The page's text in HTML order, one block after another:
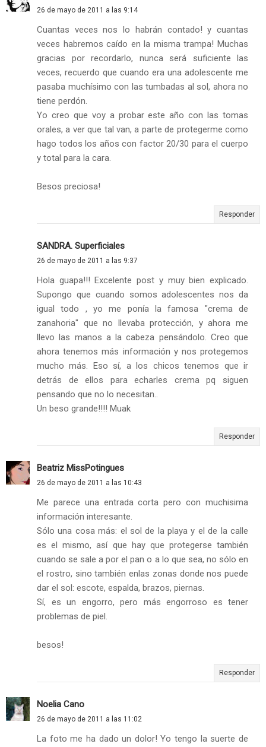
26 de mayo de 2011 a las 9:14
Cuantas veces nos lo habrán contado! y cuantas
veces habremos caído en la misma trampa! Muchas
gracias por recordarlo, nunca será suficiente las
veces, recuerdo que cuando era una adolescente me
pasaba muchísimo con las tumbadas al sol, ahora no
tiene perdón.
Yo creo que voy a probar este año con las tomas
orales, a ver que tal van, a parte de protegerme como
hago todos los años con factor 20/30 para el cuerpo
y total para la cara.
Besos preciosa!
Responder
SANDRA. Superficiales
26 de mayo de 2011 a las 9:37
Hola guapa!!! Excelente post y muy bien explicado.
Supongo que cuando somos adolescentes nos da
igual todo , yo me ponía la famosa "crema de
zanahoria" que no llevaba protección, y ahora me
llevo las manos a la cabeza pensándolo. Creo que
ahora tenemos más información y nos protegemos
mucho más. Eso sí, a los chicos tenemos que ir
detrás de ellos para echarles crema pq siguen
pensando que no lo necesitan..
Un beso grande!!!! Muak
Responder
Beatriz MissPotingues
26 de mayo de 2011 a las 10:43
Me parece una entrada corta pero con muchisima
información interesante.
Sólo una cosa más: el sol de la playa y el de la calle
es el mismo, así que hay que protegerse también
cuando se sale a por el pan o a lo que sea, no sólo en
el rostro, sino también enlas zonas donde nos puede
dar el sol: escote, espalda, brazos, piernas.
Sí, es un engorro, pero más engorroso es tener
problemas de piel.
besos!
Responder
Noelia Cano
26 de mayo de 2011 a las 11:02
La foto me ha dado un dolor! Yo tengo la suerte de